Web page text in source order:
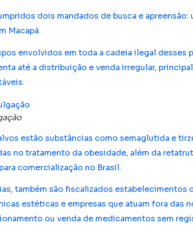
dois mandados de busca e
Macapá.
envolvidos em toda a cadeia ilegal desses
até a distribuição e venda irregular,
estão substâncias como semaglutida e
no tratamento da obesidade, além da
comercialização no Brasil.
também são fiscalizados estabelecimentos
estéticas e empresas que atuam fora das
ou venda de medicamentos sem